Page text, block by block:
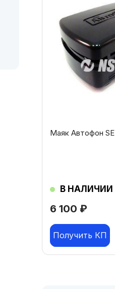
6 100 ₽
Маяк Автофон SE
В НАЛИЧИИ
Получить КП